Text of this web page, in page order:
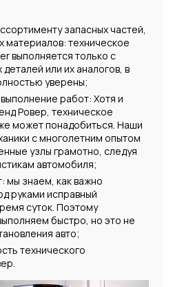
запасных частей,
материалов: техническое
выполняется только с
или их аналогов, в
уверены;
работ: Хотя и
Ровер, техническое
может понадобиться. Наши
с многолетним опытом
узлы грамотно, следуя
автомобиля;
мы знаем, как важно
руками исправный
суток. Поэтому
быстро, но это не
авто;
технического